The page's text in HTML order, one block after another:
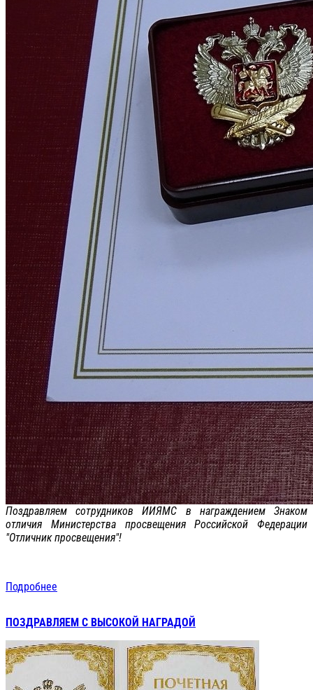
Поздравляем сотрудников ИИЯМС в награждением Знаком
отличия Министерства просвещения Российской Федерации
"Отличник просвещения"!
Подробнее
ПОЗДРАВЛЯЕМ С ВЫСОКОЙ НАГРАДОЙ